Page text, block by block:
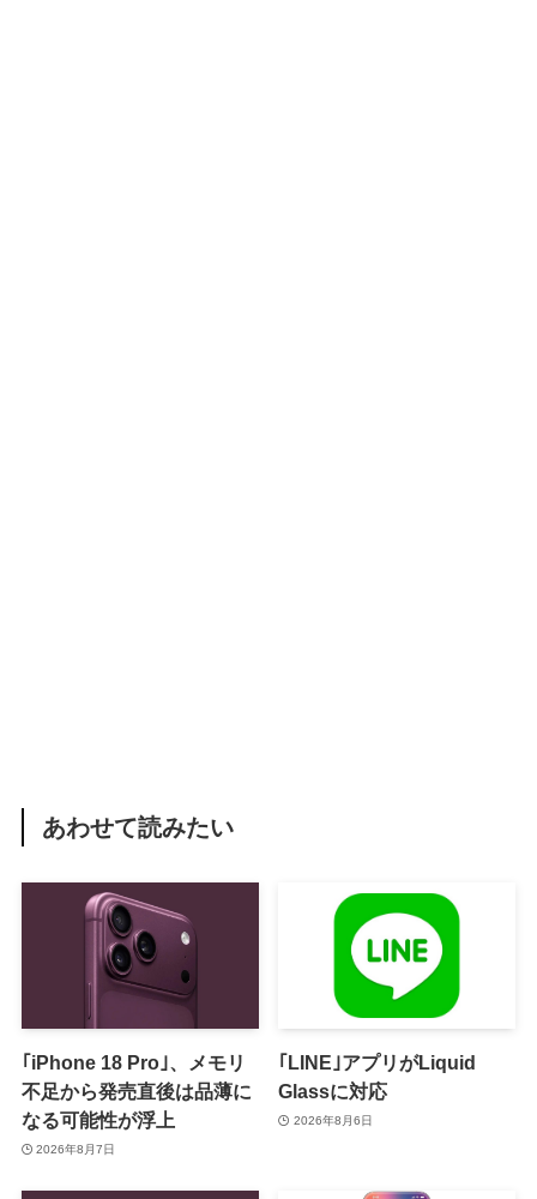
あわせて読みたい
｢iPhone 18 Pro｣、メモリ
不足から発売直後は品薄に
なる可能性が浮上
2026年8月7日
｢LINE｣アプリがLiquid
Glassに対応
2026年8月6日